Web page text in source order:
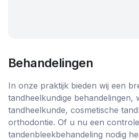
Behandelingen
In onze praktijk bieden wij een
tandheelkundige behandelingen,
tandheelkunde, cosmetische
orthodontie. Of u nu een
tandenbleekbehandeling nodig